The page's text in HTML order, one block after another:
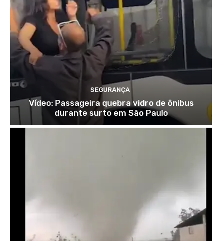
SEGURANÇA
Vídeo: Passageira quebra vidro de ônibus
durante surto em São Paulo